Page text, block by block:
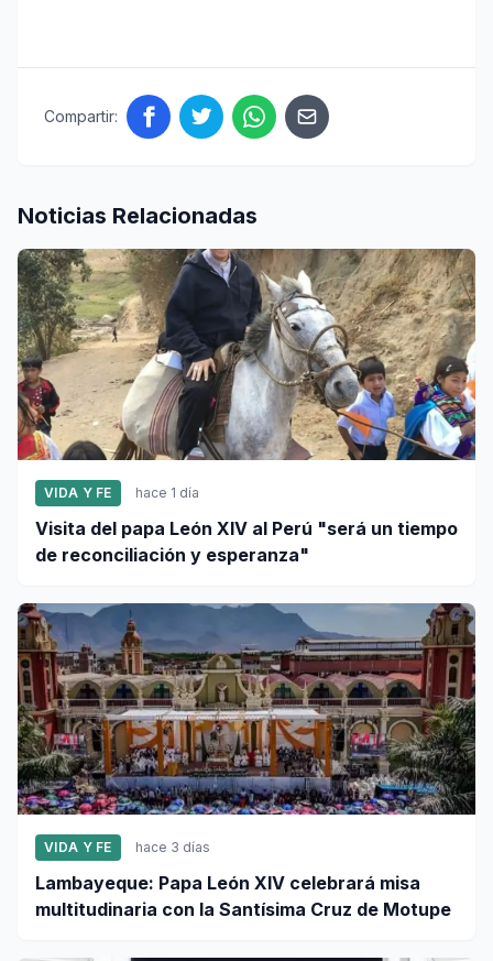
Compartir:
Noticias Relacionadas
VIDA Y FE hace 1 día
Visita del papa León XIV al Perú "será un tiempo
de reconciliación y esperanza"
VIDA Y FE hace 3 días
Lambayeque: Papa León XIV celebrará misa
multitudinaria con la Santísima Cruz de Motupe